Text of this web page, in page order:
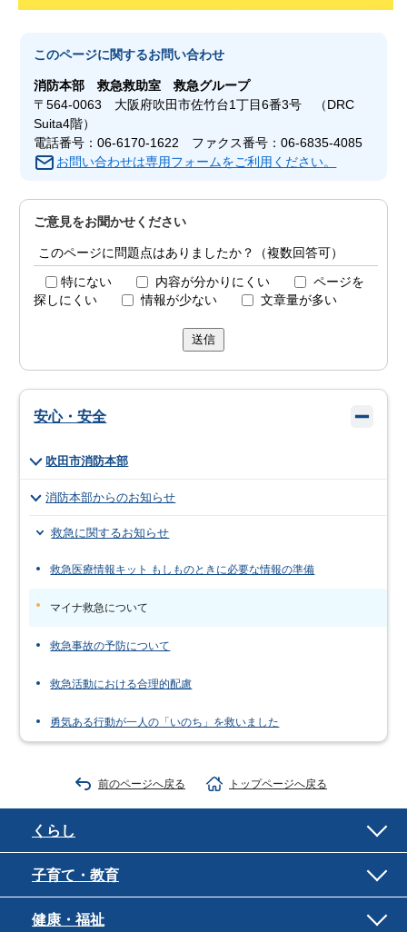
このページに関するお問い合わせ
消防本部救急救助室 救急グループ
〒564-0063 大阪府吹田市佐竹台1丁目6番3号 （DRC
Suita4階）
電話番号：06-6170-1622 ファクス番号：06-6835-4085
お問い合わせは専用フォームをご利用ください。
ご意見をお聞かせください
このページに問題点はありましたか？（複数回答可）
特にない 内容が分かりにくい
ページを
探しにくい
情報が少ない 文章量が多い
送信
安心・安全
吹田市消防本部
消防本部からのお知らせ
救急に関するお知らせ
救急医療情報キット もしものときに必要な情報の準備
マイナ救急について
救急事故の予防について
救急活動における合理的配慮
勇気ある行動が一人の「いのち」を救いました
前のページへ戻る トップページへ戻る
くらし
子育て・教育
健康・福祉